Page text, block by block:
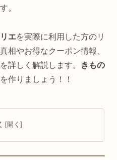
。
エを実際に利用した方のリ
相やお得なクーポン情報、
詳しく解説します。
きもの
作りましょう！！